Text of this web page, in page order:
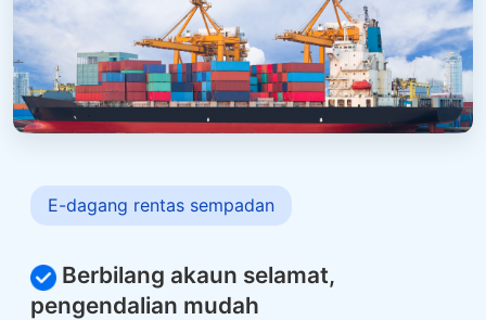
E-dagang rentas sempadan
Berbilang akaun selamat,
pengendalian mudah